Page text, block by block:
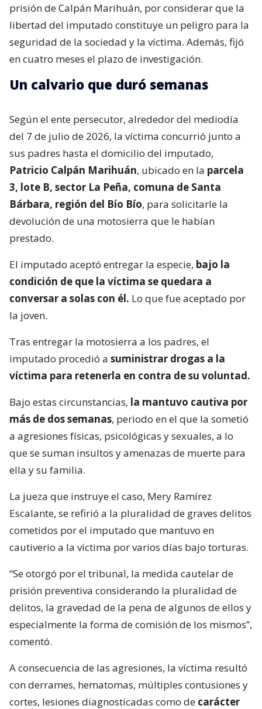
prisión de Calpán Marihuán, por considerar que la
libertad del imputado constituye un peligro para la
seguridad de la sociedad y la víctima. Además, fijó
en cuatro meses el plazo de investigación.
Un calvario que duró semanas
Según el ente persecutor, alrededor del mediodía
del 7 de julio de 2026, la víctima concurrió junto a
sus padres hasta el domicilio del imputado,
Patricio Calpán Marihuán, ubicado en la parcela
3, lote B, sector La Peña, comuna de Santa
Bárbara, región del Bío Bío, para solicitarle la
devolución de una motosierra que le habían
prestado.
El imputado aceptó entregar la especie, bajo la
condición de que la víctima se quedara a
conversar a solas con él. Lo que fue aceptado por
la joven.
Tras entregar la motosierra a los padres, el
imputado procedió a suministrar drogas a la
víctima para retenerla en contra de su voluntad.
Bajo estas circunstancias, la mantuvo cautiva por
más de dos semanas, periodo en el que la sometió
a agresiones físicas, psicológicas y sexuales, a lo
que se suman insultos y amenazas de muerte para
ella y su familia.
La jueza que instruye el caso, Mery Ramírez
Escalante, se refirió a la pluralidad de graves delitos
cometidos por el imputado que mantuvo en
cautiverio a la víctima por varios días bajo torturas.
“Se otorgó por el tribunal, la medida cautelar de
prisión preventiva considerando la pluralidad de
delitos, la gravedad de la pena de algunos de ellos y
especialmente la forma de comisión de los mismos”,
comentó.
A consecuencia de las agresiones, la víctima resultó
con derrames, hematomas, múltiples contusiones y
cortes, lesiones diagnosticadas como de carácter